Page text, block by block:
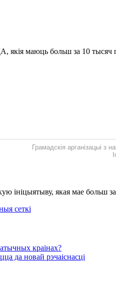
якія маюць больш за 10 тысяч
Грамадскія арганізацыі з
ініцыятыву, якая мае больш
сеткі
краінах?
да новай рэчаіснасці